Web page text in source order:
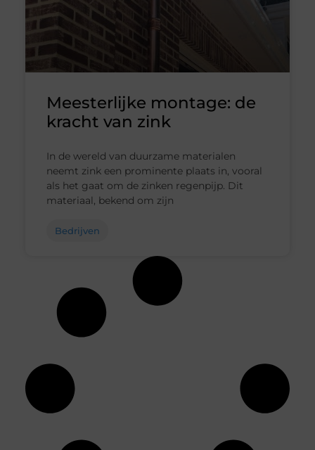
Meesterlijke montage: de
kracht van zink
In de wereld van duurzame materialen
neemt zink een prominente plaats in, vooral
als het gaat om de zinken regenpijp. Dit
materiaal, bekend om zijn
Bedrijven